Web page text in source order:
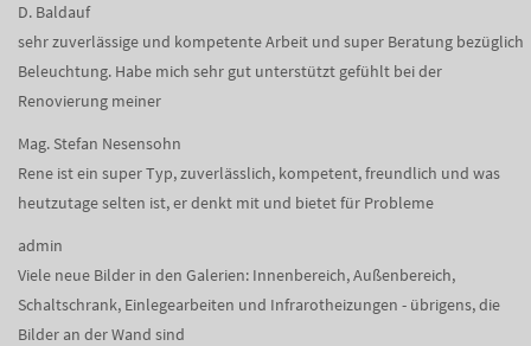
D. Baldauf
sehr zuverlässige und kompetente Arbeit und super Beratung bezüglich
Beleuchtung. Habe mich sehr gut unterstützt gefühlt bei der
Renovierung meiner
Mag. Stefan Nesensohn
Rene ist ein super Typ, zuverlässlich, kompetent, freundlich und was
heutzutage selten ist, er denkt mit und bietet für Probleme
admin
Viele neue Bilder in den Galerien: Innenbereich, Außenbereich,
Schaltschrank, Einlegearbeiten und Infrarotheizungen - übrigens, die
Bilder an der Wand sind